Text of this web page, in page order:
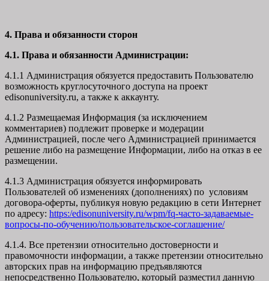
4. Права и обязанности сторон
4.1. Права и обязанности Администрации:
4.1.1 Администрация обязуется предоставить Пользователю
возможность круглосуточного доступа на проект
edisonuniversity.ru, а также к аккаунту.
4.1.2 Размещаемая Информация (за исключением
комментариев) подлежит проверке и модерации
Администрацией, после чего Администрацией принимается
решение либо на размещение Информации, либо на отказ в ее
размещении.
4.1.3 Администрация обязуется информировать
Пользователей об изменениях (дополнениях) по условиям
договора-оферты, публикуя новую редакцию в сети Интернет
по адресу: https:/edisonuniversity.ru/wpm/fq-часто-задаваемые-
вопросы-по-обучению/пользовательское-соглашение/
4.1.4. Все претензии относительно достоверности и
правомочности информации, а также претензии относительно
авторских прав на информацию предъявляются
непосредственно Пользователю, который разместил данную